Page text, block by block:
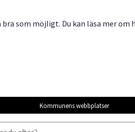
som möjligt. Du kan läsa mer om
Kommunens webbplatser